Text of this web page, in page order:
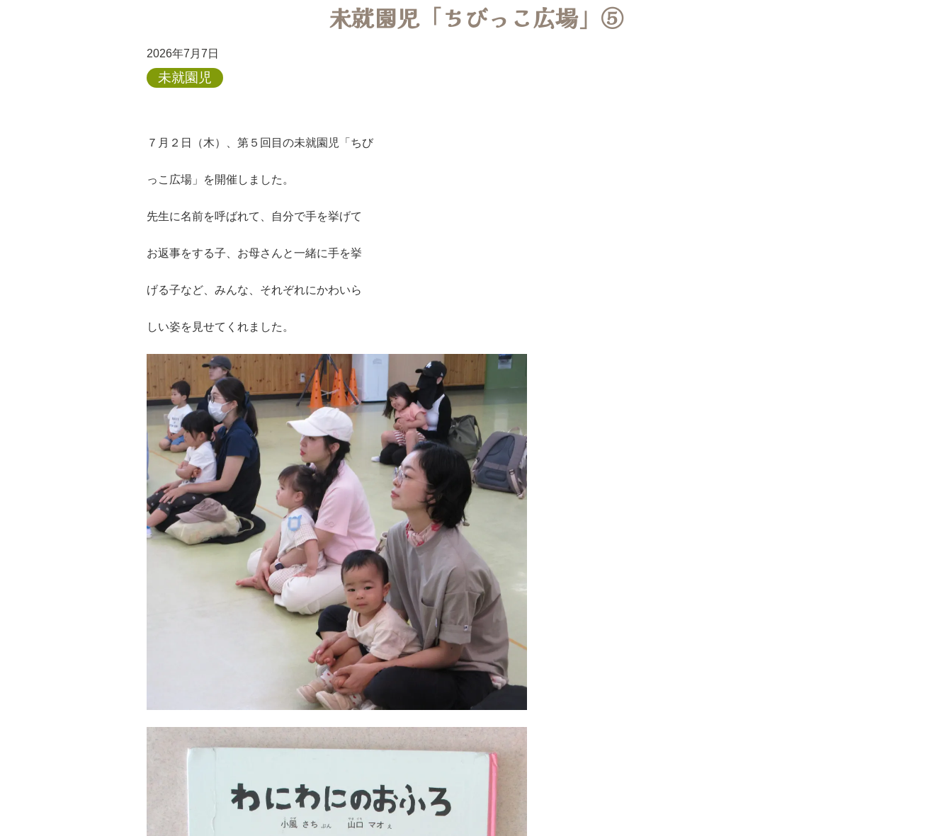
未就園児「ちびっこ広場」⑤
2026年7月7日
未就園児
７月２日（木）、第５回目の未就園児「ちび
っこ広場」を開催しました。
先生に名前を呼ばれて、自分で手を挙げて
お返事をする子、お母さんと一緒に手を挙
げる子など、みんな、それぞれにかわいら
しい姿を見せてくれました。